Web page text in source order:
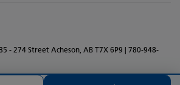
- 274 Street Acheson, AB T7X 6P9 | 780-948-
Termes et conditions